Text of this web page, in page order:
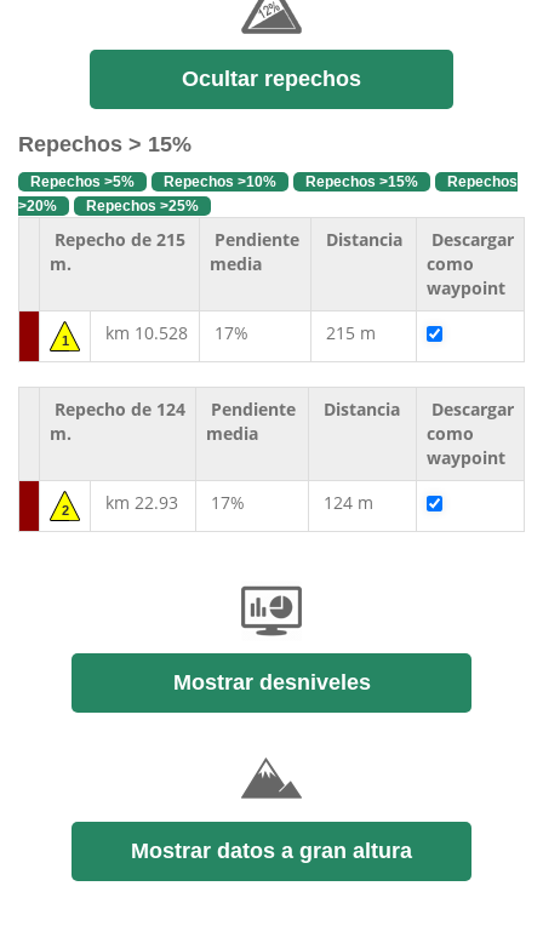
Ocultar repechos
Repechos > 15%
Repechos >5% Repechos >10% Repechos >15%
Repechos
>20%
Repechos >25%
Repecho de 215
m.
Pendiente
media
Distancia
Descargar
como
waypoint
1 km 10.528 17% 215 m
Repecho de 124
m.
Pendiente
media
Distancia
Descargar
como
waypoint
2 km 22.93 17% 124 m
Mostrar desniveles
Mostrar datos a gran altura